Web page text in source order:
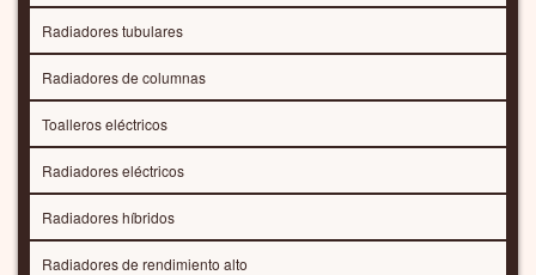
Radiadores tubulares
Radiadores de columnas
Toalleros eléctricos
Radiadores eléctricos
Radiadores híbridos
Radiadores de rendimiento alto